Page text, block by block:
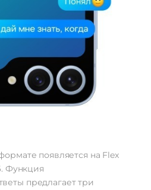
появляется на Flex
Функция
предлагает три